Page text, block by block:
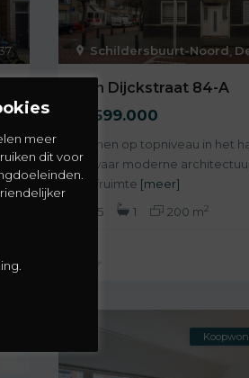
37 Schildersbuurt-Noord
Van Dijckstraat 84-A
€ 599.000
Wonen op topniveau in het
— waar moderne
leefruimte [meer]
5
1 200 m2
meer
dit voor